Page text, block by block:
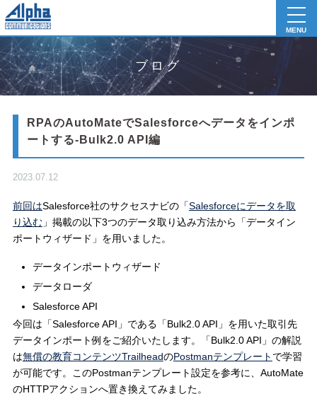
MENU
ブログ
RPAのAutoMateでSalesforceへデータをインポ
ートする-Bulk2.0 API編
2023.07.12
前回はSalesforce社のサクセスナビの「Salesforceにデータを取
り込む」掲載の以下3つのデータ取り込み方法から「データイン
ポートウィザード」を用いました。
データインポートウィザード
データローダ
Salesforce API
今回は「Salesforce API」である「Bulk2.0 API」を用いた取引先
データインポート例をご紹介いたします。「Bulk2.0 API」の解説
は無償の教育コンテンツTrailheadのPostmanテンプレート で学習
が可能です。このPostmanテンプレート設定を参考に、AutoMate
のHTTPアクションへ置き換えてみました。